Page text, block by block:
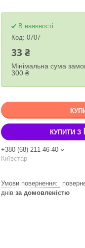
В наявності
Код: 0707
33 ₴
Мінімальна сума
300 ₴
КУПИТИ З
+380 (68) 211-46-40
Київстар
днів за домовленістю